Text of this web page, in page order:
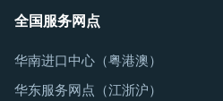
全国服务网点
华南进口中心（粤港澳）
华东服务网点（江浙沪）